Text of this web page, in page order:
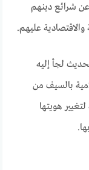
شرائع دينهم
عليهم.
لجأ إليه
بالسيف من
هويتها